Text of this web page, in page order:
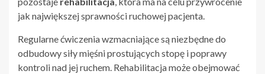
jak największej sprawności ruchowej pacjenta.
Regularne ćwiczenia wzmacniające są niezbędne do
odbudowy siły mięśni prostujących stopę i poprawy
kontroli nad jej ruchem. Rehabilitacja może obejmować